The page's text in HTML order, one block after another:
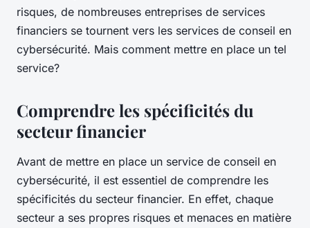
risques, de nombreuses entreprises de services
financiers se tournent vers les services de conseil en
cybersécurité. Mais comment mettre en place un tel
service?
Comprendre les spécificités du
secteur financier
Avant de mettre en place un service de conseil en
cybersécurité, il est essentiel de comprendre les
spécificités du secteur financier. En effet, chaque
secteur a ses propres risques et menaces en matière